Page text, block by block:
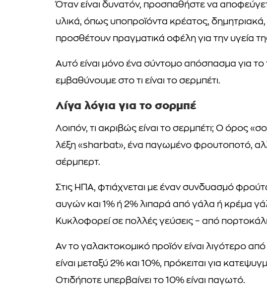
Όταν είναι δυνατόν, προσπαθήστε να
υλικά, όπως υποπροϊόντα κρέατος,
προσθέτουν πραγματικά οφέλη για την υγεία
Αυτό είναι μόνο ένα σύντομο απόσπασμα για
εμβαθύνουμε στο τι είναι το σερμπέτι.
Λίγα λόγια για το σορμπέ
Λοιπόν, τι ακριβώς είναι το σερμπέτι; Ο όρος
λέξη «sharbat», ένα παγωμένο φρουτοποτό,
σέρμπερτ.
Στις ΗΠΑ, φτιάχνεται με έναν συνδυασμό
αυγών και 1% ή 2% λιπαρά από γάλα ή κρέμα
Κυκλοφορεί σε πολλές γεύσεις – από
Αν το γαλακτοκομικό προϊόν είναι λιγότερο
είναι μεταξύ 2% και 10%, πρόκειται για
Οτιδήποτε υπερβαίνει το 10% είναι παγωτό.